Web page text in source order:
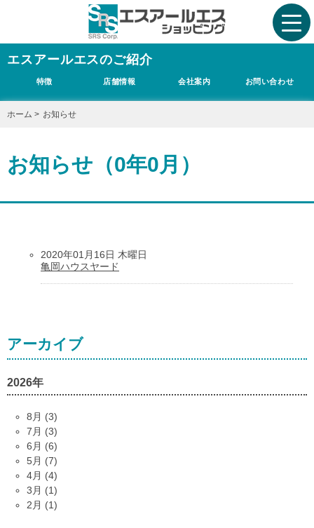
エスアールエスのご紹介
特徴 店舗情報 会社案内 お問い合わせ
ホーム > お知らせ
お知らせ（0年0月）
2020年01月16日 木曜日
亀岡ハウスヤード
アーカイブ
2026年
8月 (3)
7月 (3)
6月 (6)
5月 (7)
4月 (4)
3月 (1)
2月 (1)